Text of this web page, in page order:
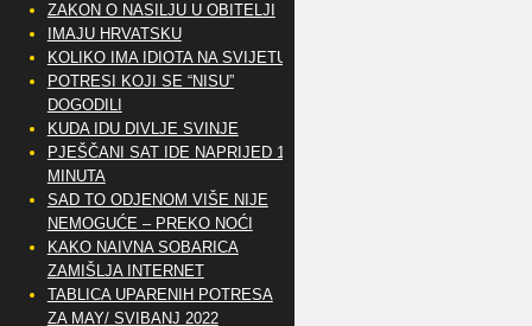
ZAKON O NASILJU U OBITELJI
IMAJU HRVATSKU
KOLIKO IMA IDIOTA NA SVIJETU?
POTRESI KOJI SE “NISU”
DOGODILI
KUDA IDU DIVLJE SVINJE
PJEŠČANI SAT IDE NAPRIJED 10
MINUTA
SAD TO ODJENOM VIŠE NIJE
NEMOGUĆE – PREKO NOĆI
KAKO NAIVNA SOBARICA
ZAMIŠLJA INTERNET
TABLICA UPARENIH POTRESA
ZA MAY/ SVIBANJ 2022